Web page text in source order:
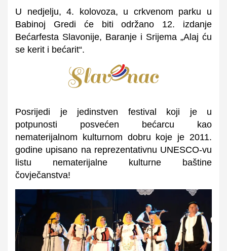
U nedjelju, 4. kolovoza, u crkvenom parku u
Babinoj Gredi će biti održano 12. izdanje
Bećarfesta Slavonije, Baranje i Srijema „Alaj ću
se kerit i bećarit“.
Posrijedi je jedinstven festival koji je u
potpunosti posvećen bećarcu kao
nematerijalnom kulturnom dobru koje je 2011.
godine upisano na reprezentativnu UNESCO-vu
listu nematerijalne kulturne baštine
čovječanstva!